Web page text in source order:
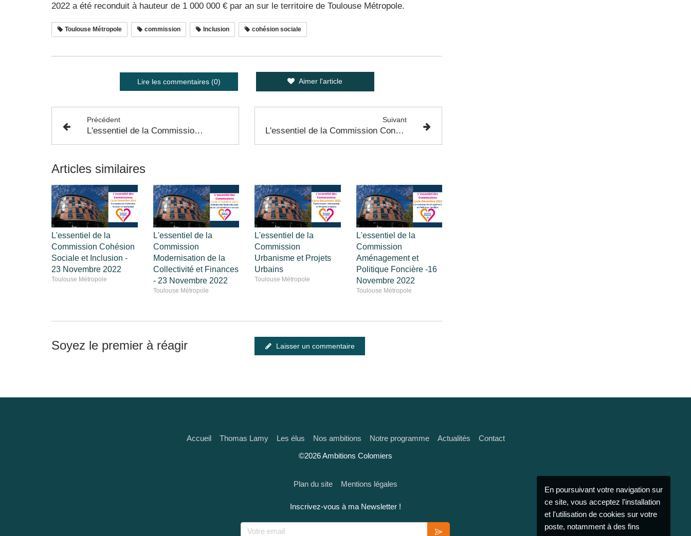
2022 a été reconduit à hauteur de 1 000 000 € par an sur le territoire de Toulouse Métropole.
Toulouse Métropole commission Inclusion cohésion sociale
Lire les commentaires (0) Aimer l'article
Précédent
L'essentiel de la Commission du Bureau - 13 Octobre 2022
Suivant
L'essentiel de la Commission Consultative du Bureau - 4 Octobre 2022
Articles similaires
L'essentiel de la
Commission Cohésion
Sociale et Inclusion -
23 Novembre 2022
Toulouse Métropole
L'essentiel de la
Commission
Modernisation de la
Collectivité et Finances
- 23 Novembre 2022
Toulouse Métropole
L'essentiel de la
Commission
Urbanisme et Projets
Urbains
Toulouse Métropole
L'essentiel de la
Commission
Aménagement et
Politique Foncière -16
Novembre 2022
Toulouse Métropole
Soyez le premier à réagir Laisser un commentaire
Accueil Thomas Lamy Les élus Nos ambitions Notre programme Actualités
Contact
©2026 Ambitions Colomiers
Plan du site Mentions légales
Inscrivez-vous à ma Newsletter !
Votre email
En poursuivant votre navigation sur
ce site, vous acceptez l'installation
et l'utilisation de cookies sur votre
poste, notamment à des fins